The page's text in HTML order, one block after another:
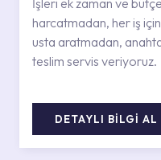
İşleri ek zaman ve bütçe
harcatmadan, her iş için
usta aratmadan,
teslim servis veriyoruz.
DETAYLI BİLGİ AL